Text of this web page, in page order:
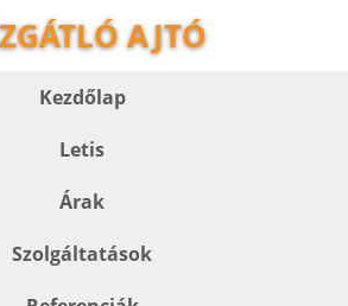
AJTÓ
Kezdőlap
Letis
Árak
Szolgáltatások